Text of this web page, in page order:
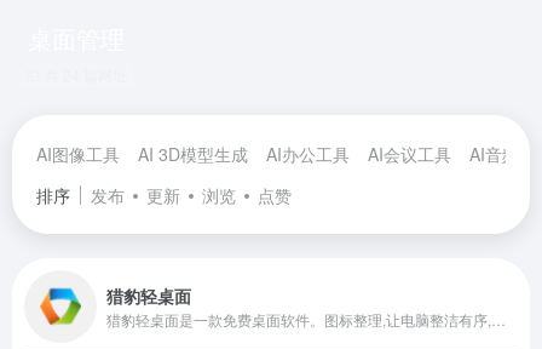
AI图像工具 AI 3D模型生成 AI办公工具 AI会议工具
AI音频工
排序
发布 更新 浏览 点赞
猎豹轻桌面